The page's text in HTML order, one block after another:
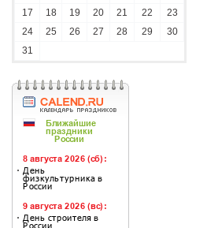
17
18 19 20 21 22
23
24
25 26 27 28 29
30
31